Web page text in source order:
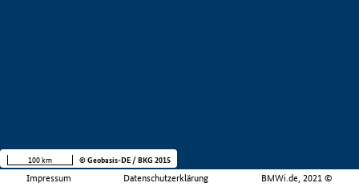
Impressum Datenschutzerklärung BMWi.de, 2021 ©
100 km © Geobasis-DE / BKG 2015